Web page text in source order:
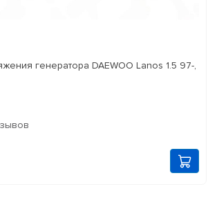
генератора DAEWOO Lanos 1.5 97-,